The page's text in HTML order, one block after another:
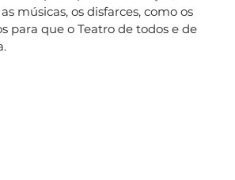
músicas, os disfarces, como os
para que o Teatro de todos e de